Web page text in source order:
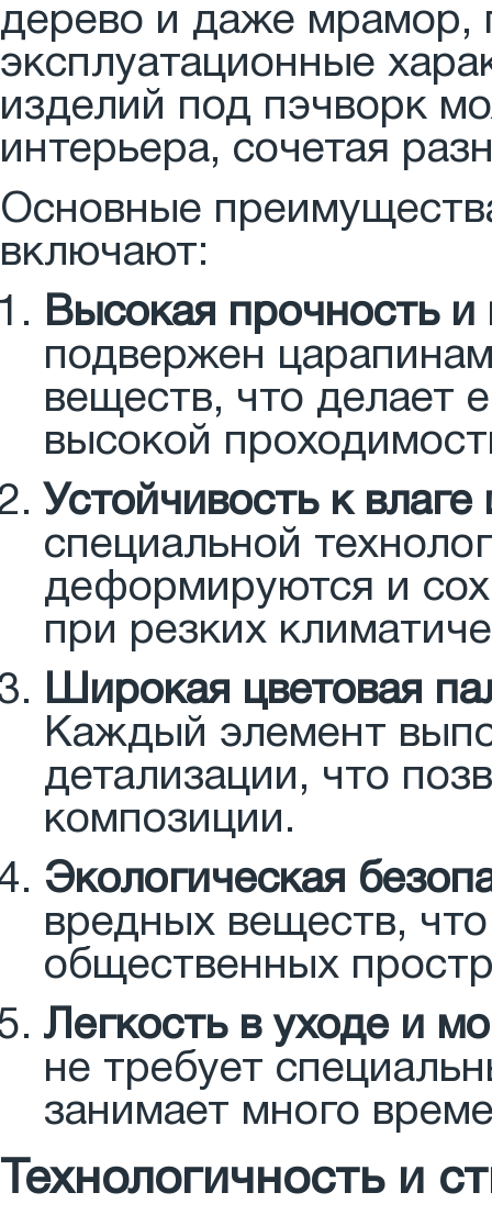
дерево и даже мрамор,
эксплуатационные
изделий под пэчворк
интерьера, сочетая
Основные
включают:
Высокая прочность и
подвержен
веществ, что делает
высокой
Устойчивость к
специальной
деформируются и
при резких
Широкая цветовая
Каждый элемент
детализации, что
композиции.
Экологическая
вредных веществ,
общественных
Легкость в уходе и
не требует
занимает много
Технологичность и